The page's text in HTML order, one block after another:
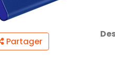
Partager